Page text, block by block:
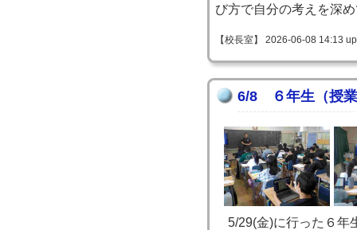
び方で自分の考えを深
【校長室】 2026-06-08 14:13
6/8 ６年生（授
5/29(金)に行った６年